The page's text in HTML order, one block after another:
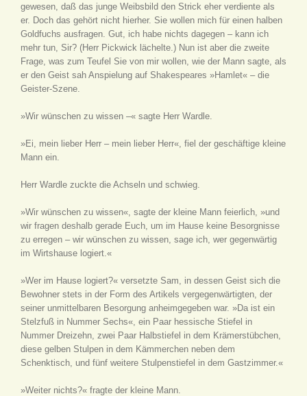
gewesen, daß das junge Weibsbild den Strick eher verdiente als
er. Doch das gehört nicht hierher. Sie wollen mich für einen halben
Goldfuchs ausfragen. Gut, ich habe nichts dagegen – kann ich
mehr tun, Sir? (Herr Pickwick lächelte.) Nun ist aber die zweite
Frage, was zum Teufel Sie von mir wollen, wie der Mann sagte, als
er den Geist sah Anspielung auf Shakespeares »Hamlet« – die
Geister-Szene.
»Wir wünschen zu wissen –« sagte Herr Wardle.
»Ei, mein lieber Herr – mein lieber Herr«, fiel der geschäftige kleine
Mann ein.
Herr Wardle zuckte die Achseln und schwieg.
»Wir wünschen zu wissen«, sagte der kleine Mann feierlich, »und
wir fragen deshalb gerade Euch, um im Hause keine Besorgnisse
zu erregen – wir wünschen zu wissen, sage ich, wer gegenwärtig
im Wirtshause logiert.«
»Wer im Hause logiert?« versetzte Sam, in dessen Geist sich die
Bewohner stets in der Form des Artikels vergegenwärtigten, der
seiner unmittelbaren Besorgung anheimgegeben war. »Da ist ein
Stelzfuß in Nummer Sechs«, ein Paar hessische Stiefel in
Nummer Dreizehn, zwei Paar Halbstiefel in dem Krämerstübchen,
diese gelben Stulpen in dem Kämmerchen neben dem
Schenktisch, und fünf weitere Stulpenstiefel in dem Gastzimmer.«
»Weiter nichts?« fragte der kleine Mann.